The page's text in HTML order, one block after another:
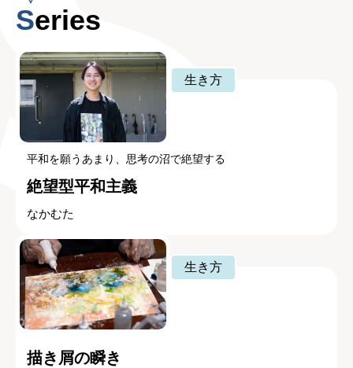
Series
生き方
平和を願うあまり、思考の沼で絶望する
絶望型平和主義
なかむた
生き方
描き屑の瞬き